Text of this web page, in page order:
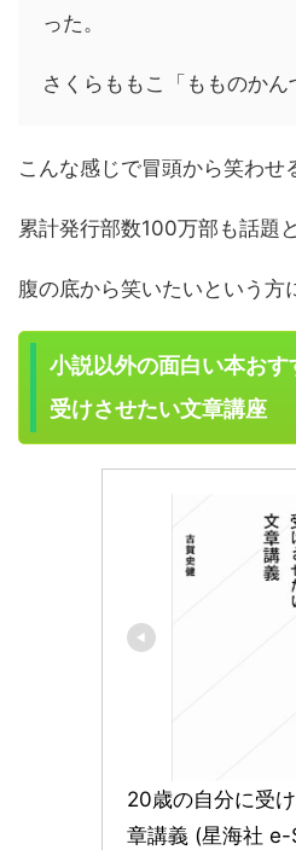
った。
さくらももこ「もものか
こんな感じで冒頭から笑わせ
累計発行部数100万部も話題
腹の底から笑いたいという方
小説以外の面白い本お
受けさせたい文章講座
20歳の自分に受
章講義 (星海社 e-